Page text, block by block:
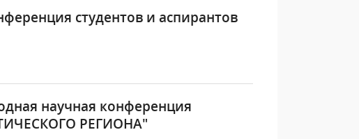
студентов и аспирантов
научная конференция
РЕГИОНА"